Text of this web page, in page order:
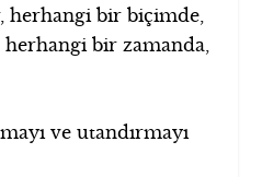
herhangi bir biçimde,
bir zamanda,
ve utandırmayı